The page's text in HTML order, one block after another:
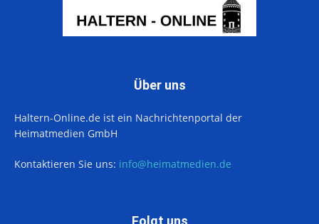
Über uns
Haltern-Online.de ist ein Nachrichtenportal der
Heimatmedien GmbH
Kontaktieren Sie uns: info@heimatmedien.de
Folgt uns